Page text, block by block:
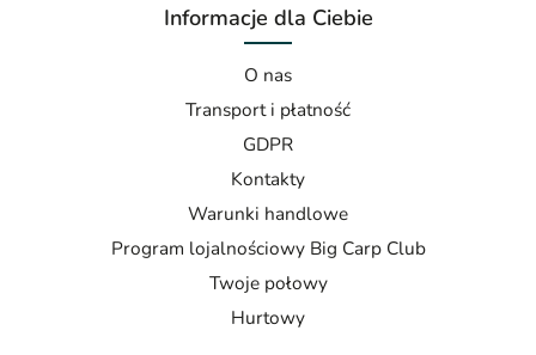
Informacje dla Ciebie
O nas
Transport i płatność
GDPR
Kontakty
Warunki handlowe
Program lojalnościowy Big Carp Club
Twoje połowy
Hurtowy